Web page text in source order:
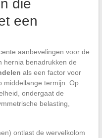
die
een
aanbevelingen voor de
hernia benadrukken de
als een factor voor
middellange termijn. Op
ondergaat de
belasting,
ontlast de wervelkolom